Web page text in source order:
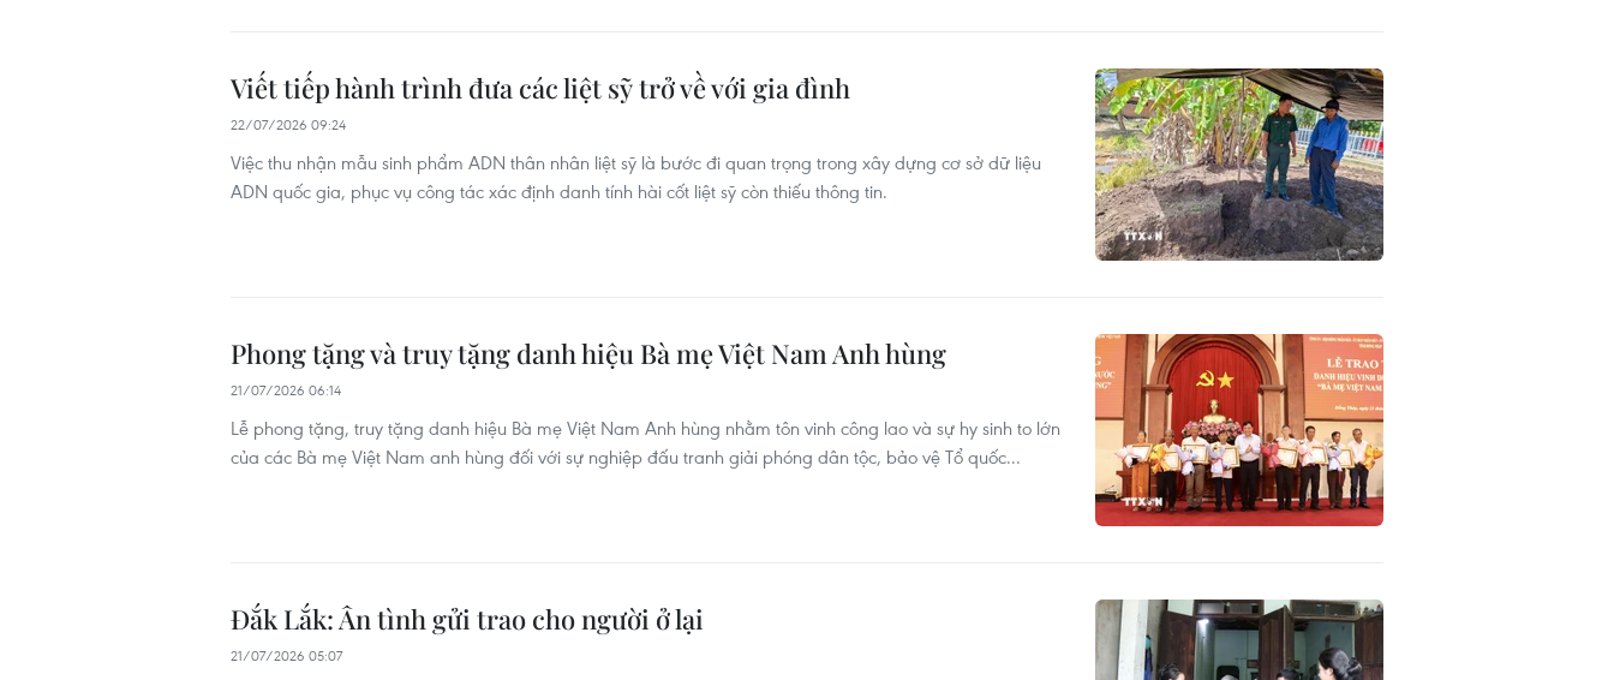
Viết tiếp hành trình đưa các liệt sỹ trở về với gia đình
22/07/2026 09:24
Việc thu nhận mẫu sinh phẩm ADN thân nhân liệt sỹ là bước đi quan trọng trong xây dựng cơ sở dữ liệu
ADN quốc gia, phục vụ công tác xác định danh tính hài cốt liệt sỹ còn thiếu thông tin.
Phong tặng và truy tặng danh hiệu Bà mẹ Việt Nam Anh hùng
21/07/2026 06:14
Lễ phong tặng, truy tặng danh hiệu Bà mẹ Việt Nam Anh hùng nhằm tôn vinh công lao và sự hy sinh to lớn
của các Bà mẹ Việt Nam anh hùng đối với sự nghiệp đấu tranh giải phóng dân tộc, bảo vệ Tổ quốc...
Đắk Lắk: Ân tình gửi trao cho người ở lại
21/07/2026 05:07